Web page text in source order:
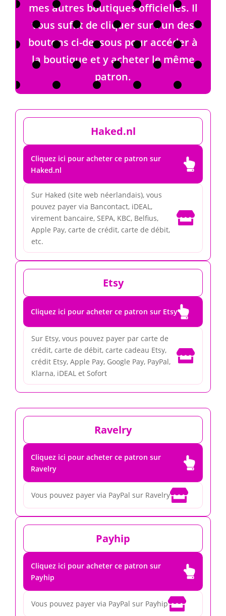
mes autres boutiques officielles. Il
vous suffit de cliquer sur l'un des
boutons ci-dessous pour accéder à
la boutique et y acheter le même
patron.
Haked.nl
Cliquez ici pour acheter ce patron sur
Haked.nl

Sur Haked (site web néerlandais), vous
pouvez payer via Bancontact, iDEAL,
virement bancaire, SEPA, KBC, Belfius,
Apple Pay, carte de crédit, carte de débit,
etc.

Etsy
Cliquez ici pour acheter ce patron sur Etsy
Sur Etsy, vous pouvez payer par carte de
crédit, carte de débit, carte cadeau Etsy,
crédit Etsy, Apple Pay, Google Pay, PayPal,
Klarna, iDEAL et Sofort

Ravelry
Cliquez ici pour acheter ce patron sur
Ravelry

Vous pouvez payer via PayPal sur Ravelry
Payhip
Cliquez ici pour acheter ce patron sur
Payhip

Vous pouvez payer via PayPal sur Payhip